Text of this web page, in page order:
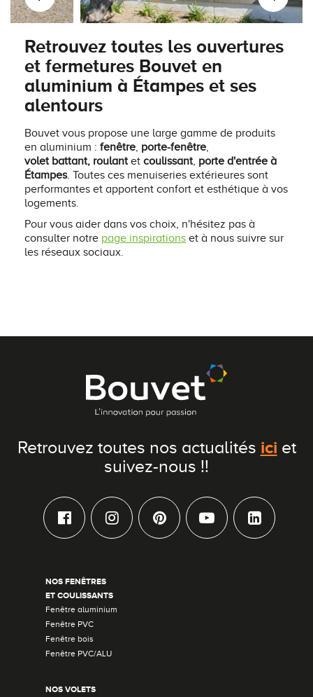
Retrouvez toutes les ouvertures
et fermetures Bouvet en
aluminium à Étampes et ses
alentours
Bouvet vous propose une large gamme de produits
en aluminium : fenêtre, porte-fenêtre,
volet battant, roulantet coulissant, porte d'entrée à
Étampes. Toutes ces menuiseries extérieures sont
performantes et apportent confort et esthétique à vos
logements.
Pour vous aider dans vos choix, n'hésitez pas à
consulter notre page inspirations et à nous suivre sur
les réseaux sociaux.
Retrouvez toutes nos actualités ici et
suivez-nous !!
NOS FENÊTRES
ET COULISSANTS
Fenêtre aluminium
Fenêtre PVC
Fenêtre bois
Fenêtre PVC/ALU
NOS VOLETS